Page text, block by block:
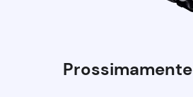
Prossimamente